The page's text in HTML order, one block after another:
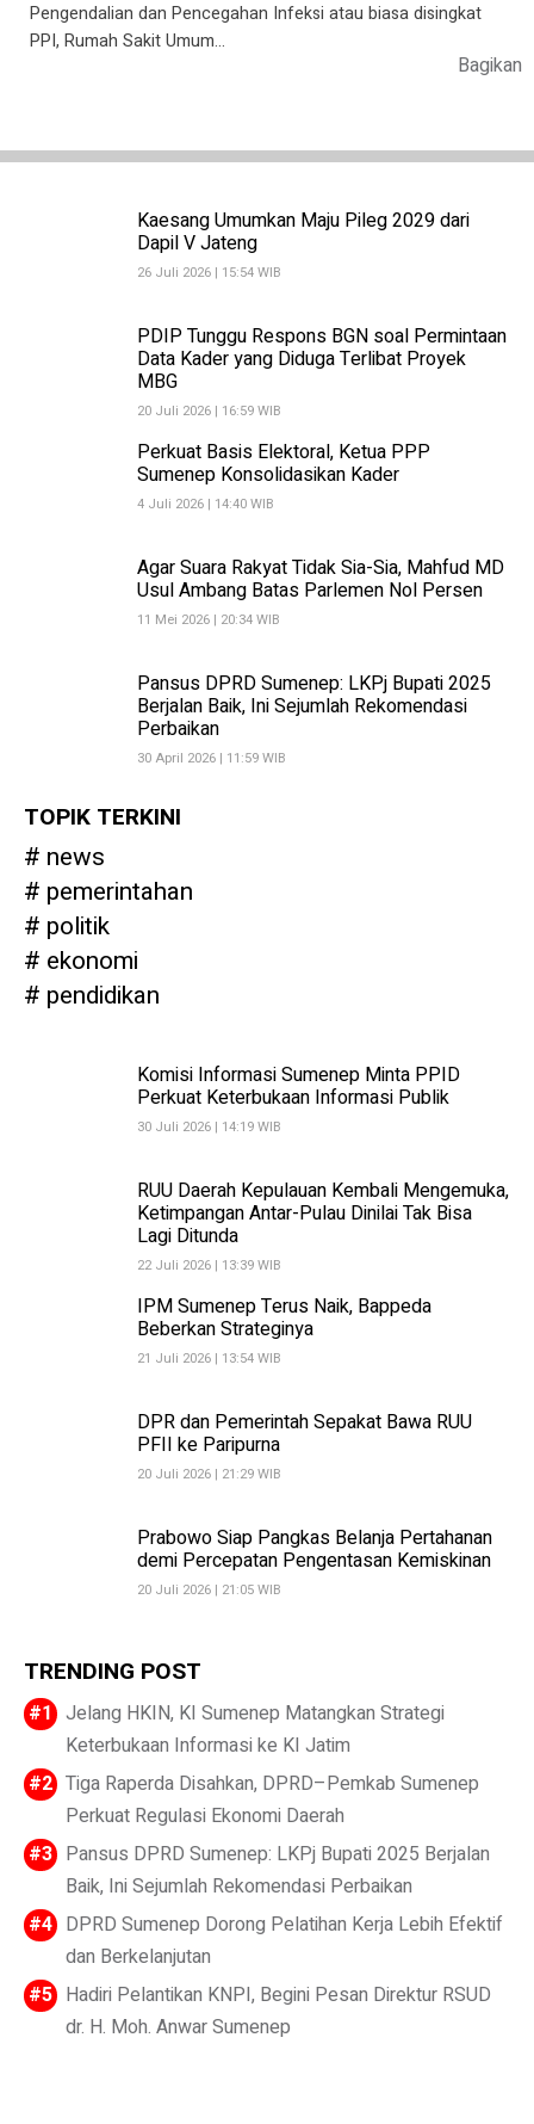
Kaesang Umumkan Maju Pileg 2029 dari
Dapil V Jateng
26 Juli 2026 | 15:54 WIB
PDIP Tunggu Respons BGN soal Permintaan
Data Kader yang Diduga Terlibat Proyek
MBG
20 Juli 2026 | 16:59 WIB
Perkuat Basis Elektoral, Ketua PPP
Sumenep Konsolidasikan Kader
4 Juli 2026 | 14:40 WIB
Agar Suara Rakyat Tidak Sia-Sia, Mahfud MD
Usul Ambang Batas Parlemen Nol Persen
11 Mei 2026 | 20:34 WIB
Pansus DPRD Sumenep: LKPj Bupati 2025
Berjalan Baik, Ini Sejumlah Rekomendasi
Perbaikan
30 April 2026 | 11:59 WIB
TOPIK TERKINI
news
pemerintahan
politik
ekonomi
pendidikan
Pengendalian dan Pencegahan Infeksi atau biasa disingkat
PPI, Rumah Sakit Umum…
Bagikan
Komisi Informasi Sumenep Minta PPID
Perkuat Keterbukaan Informasi Publik
30 Juli 2026 | 14:19 WIB
RUU Daerah Kepulauan Kembali Mengemuka,
Ketimpangan Antar-Pulau Dinilai Tak Bisa
Lagi Ditunda
22 Juli 2026 | 13:39 WIB
IPM Sumenep Terus Naik, Bappeda
Beberkan Strateginya
21 Juli 2026 | 13:54 WIB
DPR dan Pemerintah Sepakat Bawa RUU
PFII ke Paripurna
20 Juli 2026 | 21:29 WIB
Prabowo Siap Pangkas Belanja Pertahanan
demi Percepatan Pengentasan Kemiskinan
20 Juli 2026 | 21:05 WIB
TRENDING POST
Jelang HKIN, KI Sumenep Matangkan Strategi
Keterbukaan Informasi ke KI Jatim
Tiga Raperda Disahkan, DPRD–Pemkab Sumenep
Perkuat Regulasi Ekonomi Daerah
Pansus DPRD Sumenep: LKPj Bupati 2025 Berjalan
Baik, Ini Sejumlah Rekomendasi Perbaikan
DPRD Sumenep Dorong Pelatihan Kerja Lebih Efektif
dan Berkelanjutan
Hadiri Pelantikan KNPI, Begini Pesan Direktur RSUD
dr. H. Moh. Anwar Sumenep